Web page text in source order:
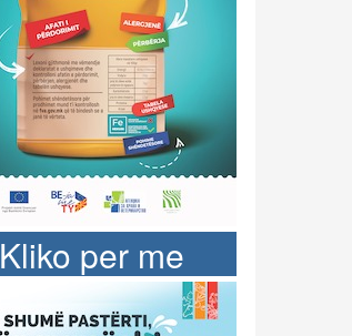
Kliko per me
shume